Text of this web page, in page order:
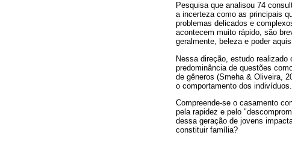
Pesquisa que analisou 74
a incerteza como as principais
problemas delicados e
acontecem muito rápido, são
geralmente, beleza e poder
Nessa direção, estudo
predominância de questões
de gêneros (Smeha & Oliveira,
o comportamento dos indivíduos.
Compreende-se o casamento
pela rapidez e pelo
dessa geração de jovens
constituir família?